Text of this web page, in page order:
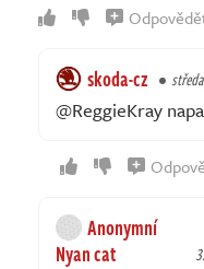
skoda-cz
@ReggieKray
Anonymní
Nyan cat